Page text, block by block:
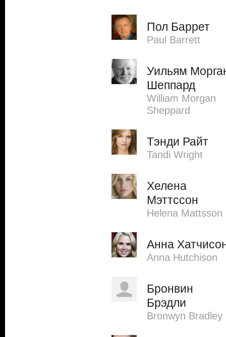
Пол Баррет
Paul Barrett
Уильям
Шеппард
William Morgan
Sheppard
Тэнди Райт
Tandi Wright
Хелена
Мэттссон
Helena Mattsson
Анна
Anna Hutchison
Бронвин
Брэдли
Bronwyn Bradley